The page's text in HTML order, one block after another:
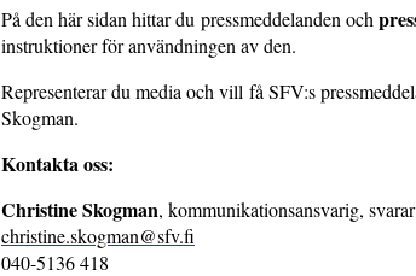
På den här sidan hittar du pressmeddelanden och
instruktioner för användningen av den.
Representerar du media och vill få SFV:s
Skogman.
Kontakta oss:
Christine Skogman, kommunikationsansvarig,
christine.skogman@sfv.fi
040-5136 418